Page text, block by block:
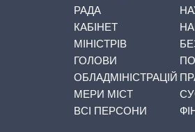
РАДА
КАБІНЕТ
МІНІСТРІВ
ГОЛОВИ
ОБЛАДМІНІСТРАЦІЙ
МЕРИ МІСТ
ВСІ ПЕРСОНИ